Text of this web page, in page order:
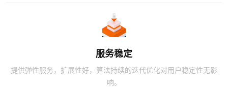
服务稳定
提供弹性服务，扩展性好，算法持续的迭代优化对用户稳定性无影
响。